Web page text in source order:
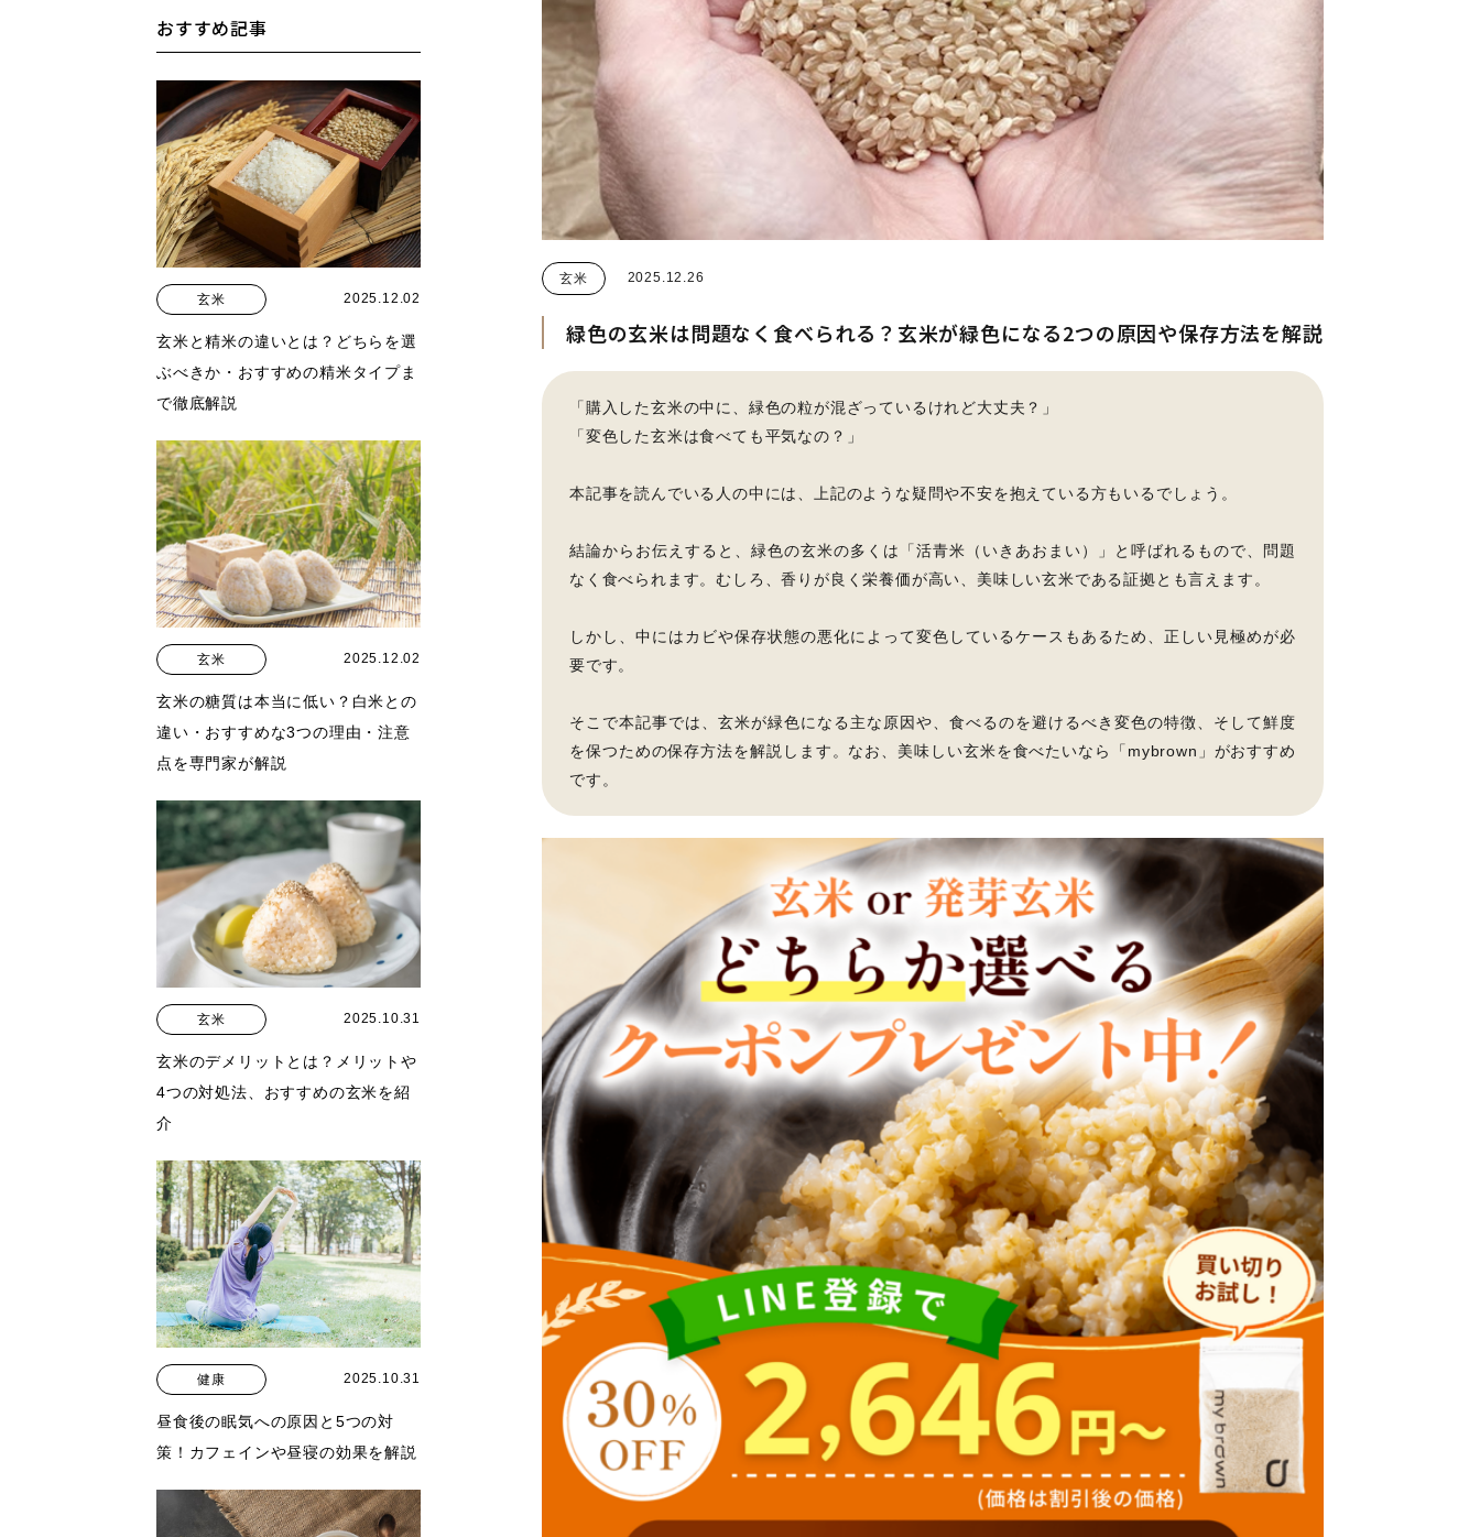
玄米 2025.12.26
緑色の玄米は問題なく食べられる？玄米が緑色になる2つの原因や保存方法を解説
「購入した玄米の中に、緑色の粒が混ざっているけれど大丈夫？」
「変色した玄米は食べても平気なの？」
本記事を読んでいる人の中には、上記のような疑問や不安を抱えている方もいるでしょう。
結論からお伝えすると、緑色の玄米の多くは「活青米（いきあおまい）」と呼ばれるもので、問題
なく食べられます。むしろ、香りが良く栄養価が高い、美味しい玄米である証拠とも言えます。
しかし、中にはカビや保存状態の悪化によって変色しているケースもあるため、正しい見極めが必
要です。
そこで本記事では、玄米が緑色になる主な原因や、食べるのを避けるべき変色の特徴、そして鮮度
を保つための保存方法を解説します。なお、美味しい玄米を食べたいなら「mybrown」がおすすめ
です。
おすすめ記事
玄米 2025.12.02
玄米と精米の違いとは？どちらを選
ぶべきか・おすすめの精米タイプま
で徹底解説
玄米 2025.12.02
玄米の糖質は本当に低い？白米との
違い・おすすめな3つの理由・注意
点を専門家が解説
玄米 2025.10.31
玄米のデメリットとは？メリットや
4つの対処法、おすすめの玄米を紹
介
健康 2025.10.31
昼食後の眠気への原因と5つの対
策！カフェインや昼寝の効果を解説